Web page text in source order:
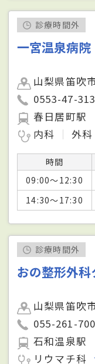
診療時間外
一宮温泉病院
山梨県笛吹
0553-47-
春日居町駅
内科
外科
時間
09:00～12:30
14:30～17:30
診療時間外
おの整形外科
山梨県笛吹
055-261-
石和温泉駅
リウマチ科